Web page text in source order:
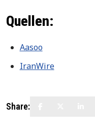
Quellen:
Aasoo
IranWire
Share: